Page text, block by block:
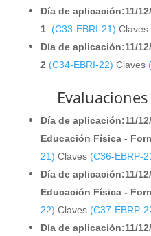
Día de aplicación:11/
1 (C33-EBRI-21) Claves
Día de aplicación:11/
2 (C34-EBRI-22) Claves
Día de aplicación:11/
Educación Física -
21) Claves (C36-EBRP-
Día de aplicación:11/
Educación Física -
22) Claves (C37-EBRP-
Día de aplicación:11/